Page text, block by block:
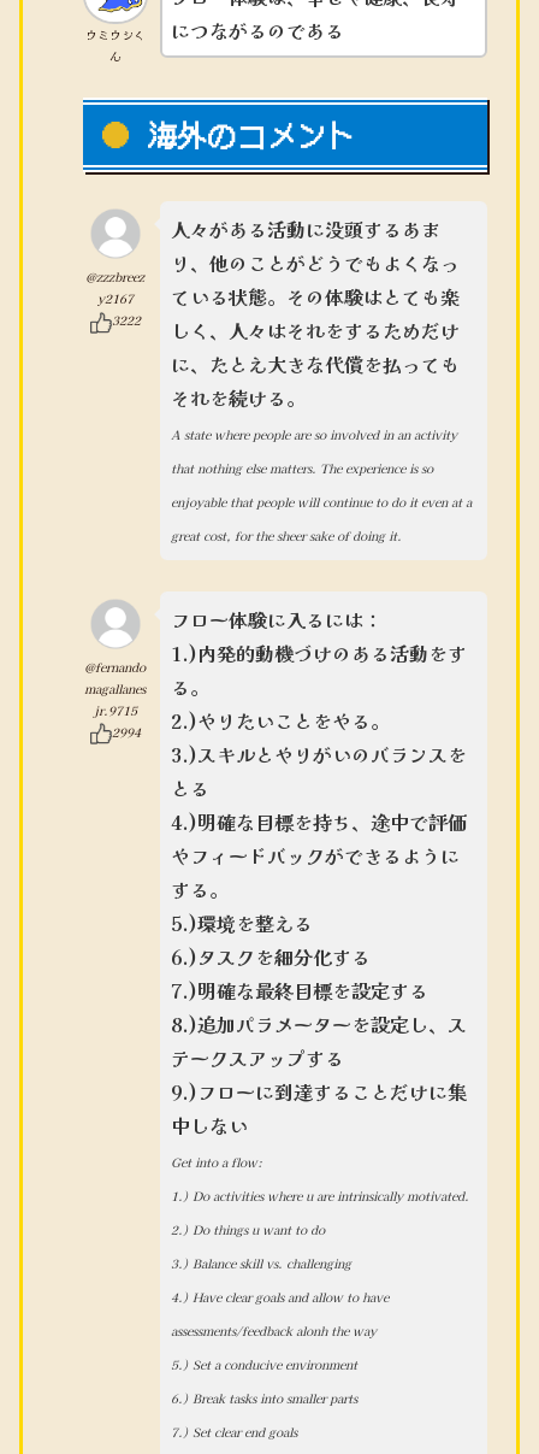
ウミウシく
ん
につながるのである
海外のコメント
@zzzbreez
y2167
3222
人々がある活動に没頭するあま
り、他のことがどうでもよくなっ
ている状態。その体験はとても楽
しく、人々はそれをするためだけ
に、たとえ大きな代償を払っても
それを続ける。
A state where people are so involved in an activity
that nothing else matters. The experience is so
enjoyable that people will continue to do it even at a
great cost, for the sheer sake of doing it.
@fernando
magallanes
jr.9715
2994
フロー体験に入るには：
1.)内発的動機づけのある活動をす
る。
2.)やりたいことをやる。
3.)スキルとやりがいのバランスを
とる
4.)明確な目標を持ち、途中で評価
やフィードバックができるように
する。
5.)環境を整える
6.)タスクを細分化する
7.)明確な最終目標を設定する
8.)追加パラメーターを設定し、ス
テークスアップする
9.)フローに到達することだけに集
中しない
Get into a flow:
1.) Do activities where u are intrinsically motivated.
2.) Do things u want to do
3.) Balance skill vs. challenging
4.) Have clear goals and allow to have
assessments/feedback alonh the way
5.) Set a conducive environment
6.) Break tasks into smaller parts
7.) Set clear end goals